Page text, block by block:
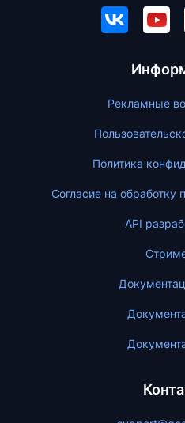
Рекламные
Политика
Согласие на
API